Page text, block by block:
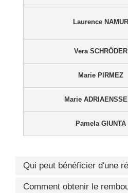
Laurence NAMUR
Vera SCHRÖDER
Marie PIRMEZ
Marie
Pamela GIUNTA
Qui peut bénéficier d'une
Toute personne présentant des
Comment obtenir le